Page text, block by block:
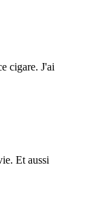
cigare. J'ai
Et aussi